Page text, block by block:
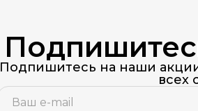
Подпишитесь на наши
всех